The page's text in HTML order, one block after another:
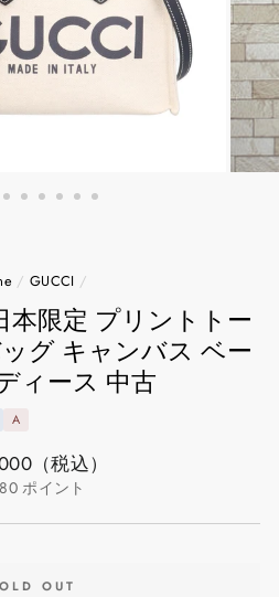
/ GUCCI /
本限定 プリントトー
グ キャンバス ベー
ィース 中古
A
（税込）
ポイント
OUT